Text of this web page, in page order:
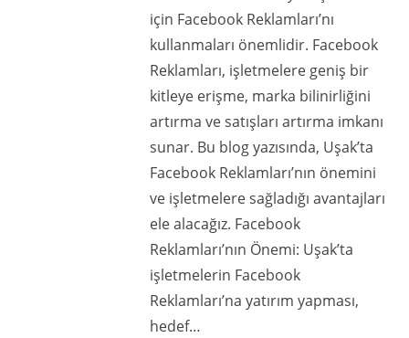
için Facebook Reklamları’nı
kullanmaları önemlidir. Facebook
Reklamları, işletmelere geniş bir
kitleye erişme, marka bilinirliğini
artırma ve satışları artırma imkanı
sunar. Bu blog yazısında, Uşak’ta
Facebook Reklamları’nın önemini
ve işletmelere sağladığı avantajları
ele alacağız. Facebook
Reklamları’nın Önemi: Uşak’ta
işletmelerin Facebook
Reklamları’na yatırım yapması,
hedef…